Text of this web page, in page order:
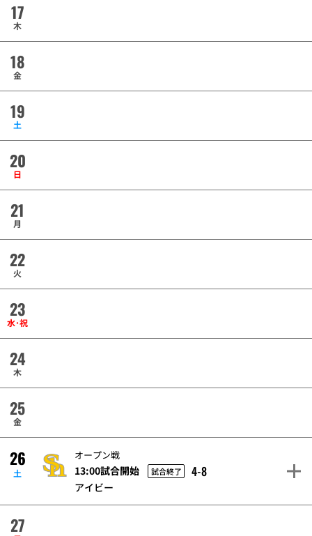
17
木
18
金
19
土
20
日
21
月
22
火
23
水･祝
24
木
25
金
オープン戦
26
土 13:00試合開始 試合終了 4-8
アイビー
27